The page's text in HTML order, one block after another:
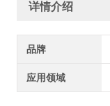
详情介绍
品牌
应用领域